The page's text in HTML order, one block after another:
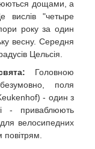
дощами, а
вислів "четыре
року за один
весну. Середня
Цельсія.
Головною
поля
- один з
- приваблюють
велосипедних
повітрям.